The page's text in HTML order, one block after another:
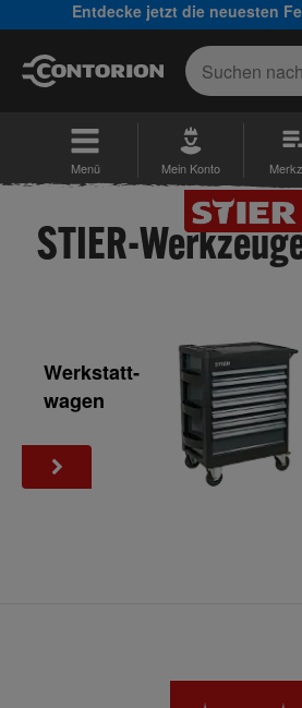
Entdecke jetzt die neuesten
Menü Mein Konto
STIER-
Werkstatt­
wagen